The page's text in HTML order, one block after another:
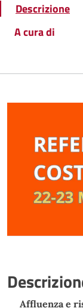
Descrizione
A cura di
Affluenza e